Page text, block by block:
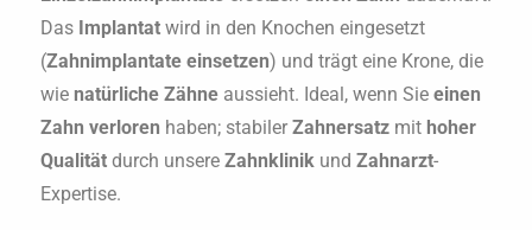
Das Implantat wird in den Knochen eingesetzt
(Zahnimplantate einsetzen) und trägt eine Krone, die
wie natürliche Zähne aussieht. Ideal, wenn Sie einen
Zahn verloren haben; stabiler Zahnersatz mit hoher
Qualität durch unsere Zahnklinik und Zahnarzt-
Expertise.